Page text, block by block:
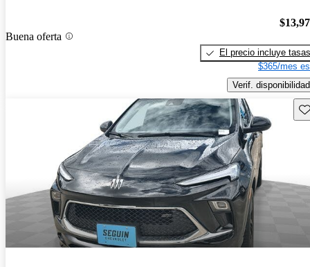
Buena oferta
El precio incluye tasas
$365/mes
Verif. disponibilidad